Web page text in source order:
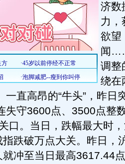
济数
力，
欲望
闻
调整
绕在
一直高昂的“牛头”，昨日
失守3600点、3500点整
口。当日，跌幅最大时
跌破万点大关。昨日，
冲至当日最高3617.44